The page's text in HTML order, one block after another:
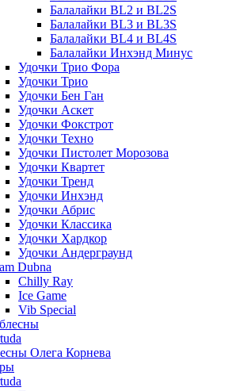
Балалайки BL2 и BL2S
Балалайки BL3 и BL3S
Балалайки BL4 и BL4S
Балалайки Инхэнд Минус
Удочки Трио Фора
Удочки Трио
Удочки Бен Ган
Удочки Аскет
Удочки Фокстрот
Удочки Техно
Удочки Пистолет Морозова
Удочки Квартет
Удочки Тренд
Удочки Инхэнд
Удочки Абрис
Удочки Классика
Удочки Хардкор
Удочки Андерграунд
Dubna
Chilly Ray
Ice Game
Vib Special
Олега Корнева